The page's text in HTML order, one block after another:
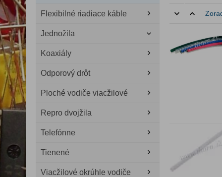
Flexibilné riadiace káble
Jednožila
Koaxiály
Odporový drôt
Ploché vodiče viacžilové
Repro dvojžila
Telefónne
Tienené
Viacžilové okrúhle vodiče